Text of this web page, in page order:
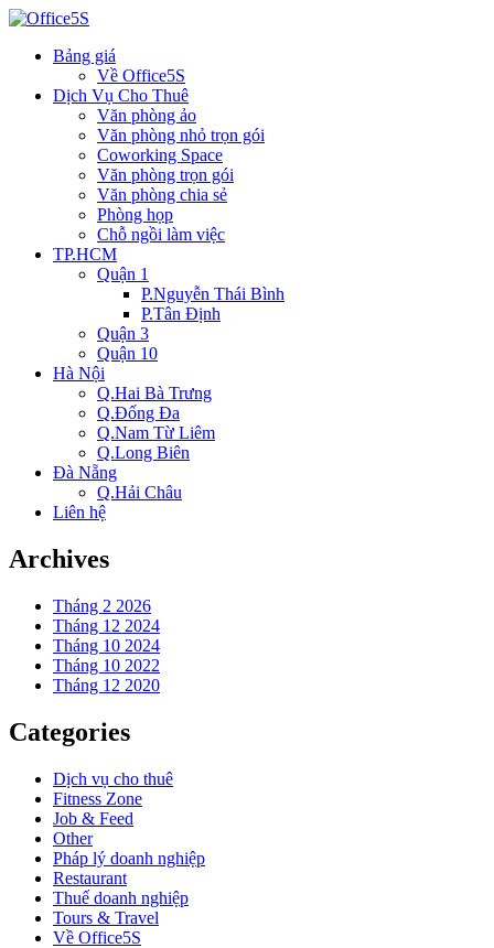
Bảng giá
Về Office5S
Dịch Vụ Cho Thuê
Văn phòng ảo
Văn phòng nhỏ trọn gói
Coworking Space
Văn phòng trọn gói
Văn phòng chia sẻ
Phòng họp
Chỗ ngồi làm việc
TP.HCM
Quận 1
P.Nguyễn Thái Bình
P.Tân Định
Quận 3
Quận 10
Hà Nội
Q.Hai Bà Trưng
Q.Đống Đa
Q.Nam Từ Liêm
Q.Long Biên
Đà Nẵng
Q.Hải Châu
Liên hệ
Archives
Tháng 2 2026
Tháng 12 2024
Tháng 10 2024
Tháng 10 2022
Tháng 12 2020
Categories
Dịch vụ cho thuê
Fitness Zone
Job & Feed
Other
Pháp lý doanh nghiệp
Restaurant
Thuế doanh nghiệp
Tours & Travel
Về Office5S